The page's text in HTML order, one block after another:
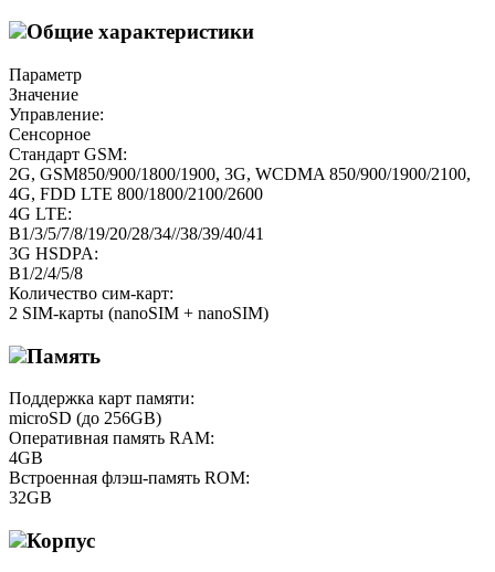
Общие характеристики
Параметр
Значение
Управление:
Сенсорное
Стандарт GSM:
2G, GSM850/900/1800/1900, 3G, WCDMA 850/900/1900/2100,
4G, FDD LTE 800/1800/2100/2600
4G LTE:
B1/3/5/7/8/19/20/28/34//38/39/40/41
3G HSDPA:
B1/2/4/5/8
Количество сим-карт:
2 SIM-карты (nanoSIM + nanoSIM)
Память
Поддержка карт памяти:
microSD (до 256GB)
Оперативная память RAM:
4GB
Встроенная флэш-память ROM:
32GB
Корпус